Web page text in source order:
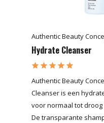
Authentic Beauty
Hydrate Cleanser
Authentic Beauty
Cleanser is een
voor normaal tot
De transparante